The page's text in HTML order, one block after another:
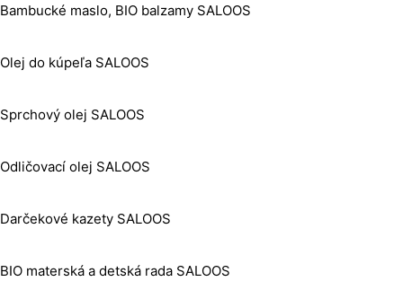
Bambucké maslo, BIO balzamy SALOOS
Olej do kúpeľa SALOOS
Sprchový olej SALOOS
Odličovací olej SALOOS
Darčekové kazety SALOOS
BIO materská a detská rada SALOOS